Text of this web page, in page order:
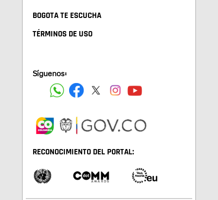
BOGOTA TE ESCUCHA
TÉRMINOS DE USO
Síguenos:
RECONOCIMIENTO DEL PORTAL: